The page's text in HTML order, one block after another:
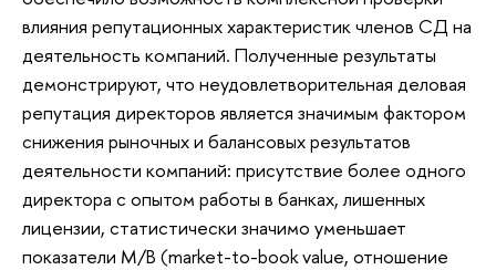
влияния репутационных характеристик членов СД на
деятельность компаний. Полученные результаты
демонстрируют, что неудовлетворительная деловая
репутация директоров является значимым фактором
снижения рыночных и балансовых результатов
деятельности компаний: присутствие более одного
директора с опытом работы в банках, лишенных
лицензии, статистически значимо уменьшает
показатели M/B (market-to-book value, отношение